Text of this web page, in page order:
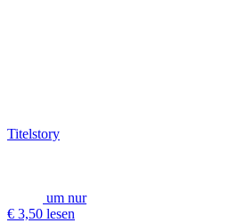
Titelstory
um nur
€ 3,50 lesen